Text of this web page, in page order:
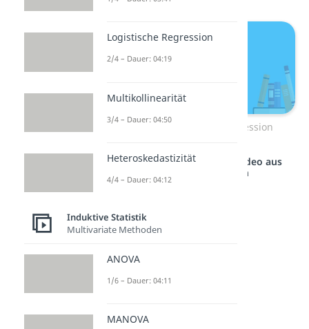
Kurve der logistischen Regression
Studyflix vernetzt: Hier ein Video aus
einem anderen Bereich
Logistische Regression
2/4 – Dauer: 04:19
Multikollinearität
3/4 – Dauer: 04:50
Heteroskedastizität
4/4 – Dauer: 04:12
Induktive Statistik
Multivariate Methoden
ANOVA
1/6 – Dauer: 04:11
MANOVA